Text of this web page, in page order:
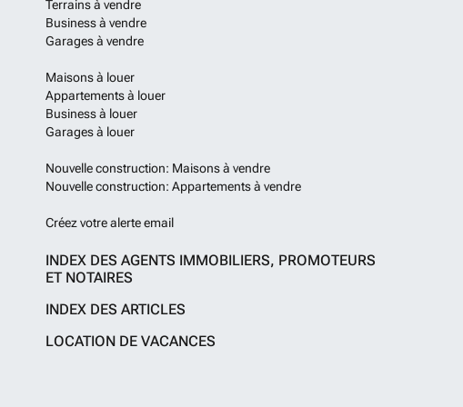
Terrains à vendre
Business à vendre
Garages à vendre
Maisons à louer
Appartements à louer
Business à louer
Garages à louer
Nouvelle construction: Maisons à vendre
Nouvelle construction: Appartements à vendre
Créez votre alerte email
INDEX DES AGENTS IMMOBILIERS, PROMOTEURS
ET NOTAIRES
INDEX DES ARTICLES
LOCATION DE VACANCES